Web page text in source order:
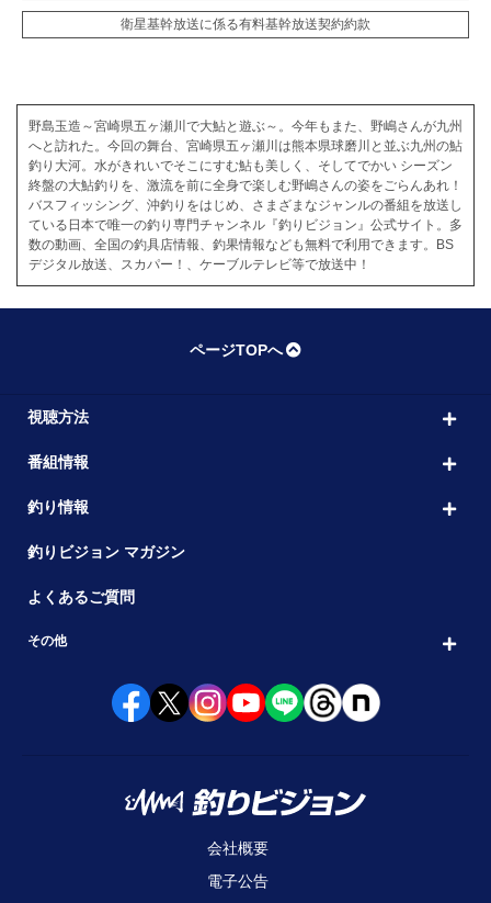
衛星基幹放送に係る有料基幹放送契約約款
野島玉造～宮崎県五ヶ瀬川で大鮎と遊ぶ～。今年もまた、野嶋さんが九州
へと訪れた。今回の舞台、宮崎県五ヶ瀬川は熊本県球磨川と並ぶ九州の鮎
釣り大河。水がきれいでそこにすむ鮎も美しく、そしてでかい シーズン
終盤の大鮎釣りを、激流を前に全身で楽しむ野嶋さんの姿をごらんあれ！
バスフィッシング、沖釣りをはじめ、さまざまなジャンルの番組を放送し
ている日本で唯一の釣り専門チャンネル『釣りビジョン』公式サイト。多
数の動画、全国の釣具店情報、釣果情報なども無料で利用できます。BS
デジタル放送、スカパー！、ケーブルテレビ等で放送中！
ページTOPへ
視聴方法
番組情報
釣り情報
釣りビジョン マガジン
よくあるご質問
その他
会社概要
電子公告